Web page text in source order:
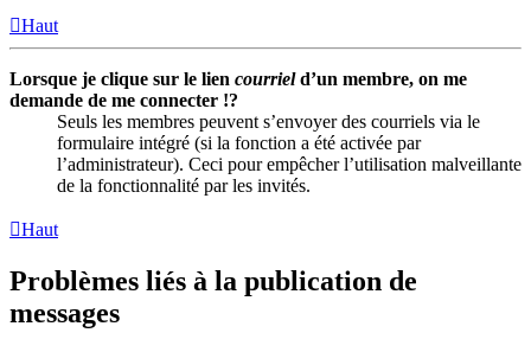
Haut
Lorsque je clique sur le lien courrield’un membre, on me
demande de me connecter !?
Seuls les membres peuvent s’envoyer des courriels via le
formulaire intégré (si la fonction a été activée par
l’administrateur). Ceci pour empêcher l’utilisation malveillante
de la fonctionnalité par les invités.
Haut
Problèmes liés à la publication de
messages